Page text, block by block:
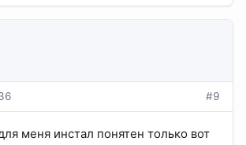
#9
меня инстал понятен только вот